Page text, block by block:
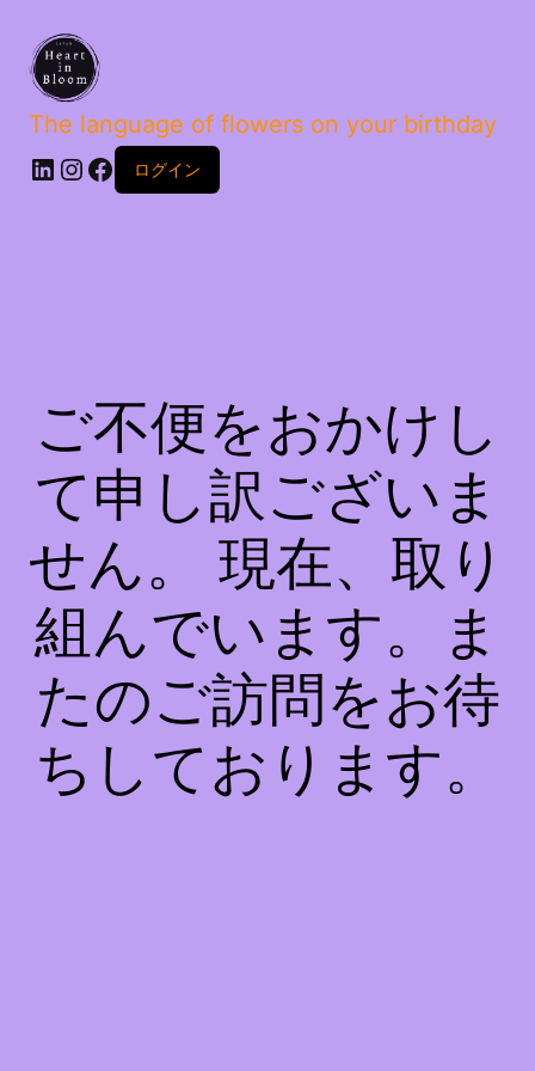
The language of flowers on your birthday
ログイン
ご不便をおかけし
て申し訳ございま
せん。 現在、取り
組んでいます。ま
たのご訪問をお待
ちしております。